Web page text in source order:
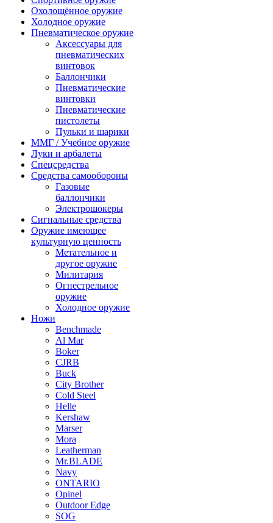
Охолощённое оружие
Холодное оружие
Пневматическое оружие
Аксессуары для
пневматических
винтовок
Баллончики
Пневматические
винтовки
Пневматические
пистолеты
Пульки и шарики
ММГ / Учебное оружие
Луки и арбалеты
Спецсредства
Средства самообороны
Газовые
баллончики
Электрошокеры
Сигнальные средства
Оружие имеющее
культурную ценность
Метательное и
другое оружие
Милитария
Огнестрельное
оружие
Холодное оружие
Ножи
Benchmade
Al Mar
Boker
CJRB
Buck
City Brother
Cold Steel
Helle
Kershaw
Marser
Mora
Leatherman
Mr.BLADE
Navy
ONTARIO
Opinel
Outdoor Edge
SOG